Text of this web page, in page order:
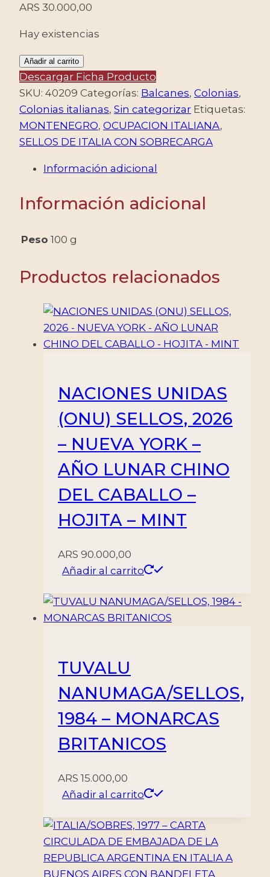
ARS 30.000,00
Hay existencias
MONTENEGRO/SELLOS,
1941
–
OCUPACION
ITALIANA
–
DE
SOBRECARGADOS
YV
+
23/32
VALORES
Añadir al carrito
Descargar Ficha Producto
SKU: 40209 Categorías: Balcanes, Colonias,
Colonias italianas, Sin categorizar Etiquetas:
MONTENEGRO, OCUPACION ITALIANA,
SELLOS DE ITALIA CON SOBRECARGA
Información adicional
Información adicional
Peso 100 g
Productos relacionados
NACIONES UNIDAS
(ONU) SELLOS, 2026
– NUEVA YORK –
AÑO LUNAR CHINO
DEL CABALLO –
HOJITA – MINT
ARS 90.000,00
Añadir al carrito
TUVALU
NANUMAGA/SELLOS,
1984 – MONARCAS
BRITANICOS
ARS 15.000,00
Añadir al carrito